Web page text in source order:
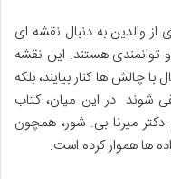
والدین به دنبال نقشه ای
توانمندی هستند. این نقشه
با چالش ها کنار بیایند، بلکه
شوند. در این میان، کتاب
دکتر میرنا بی. شور، همچون
ها هموار کرده است.